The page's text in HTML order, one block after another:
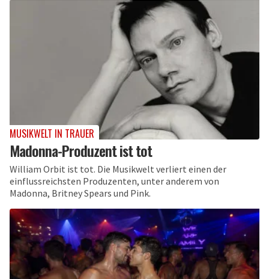
MUSIKWELT IN TRAUER
Madonna-Produzent ist tot
William Orbit ist tot. Die Musikwelt verliert einen der
einflussreichsten Produzenten, unter anderem von
Madonna, Britney Spears und Pink.